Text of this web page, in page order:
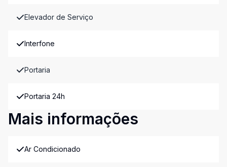
Elevador de Serviço
Interfone
Portaria
Portaria 24h
Mais informações
Ar Condicionado